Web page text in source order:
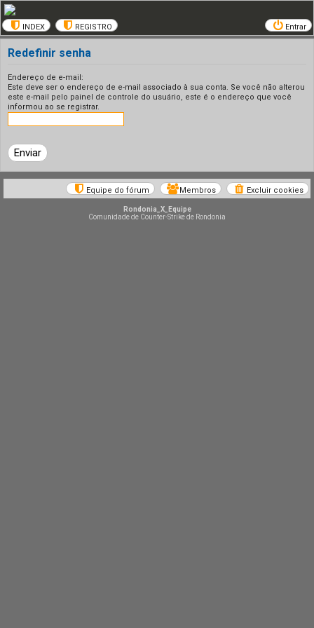
INDEX REGISTRO Entrar
Redefinir senha
Endereço de e-mail:
Este deve ser o endereço de e-mail associado à sua conta. Se você não alterou
este e-mail pelo painel de controle do usuário, este é o endereço que você
informou ao se registrar.
Excluir cookies
Membros
Equipe do fórum
Rondonia_X_Equipe
Comunidade de Counter-Strike de Rondonia